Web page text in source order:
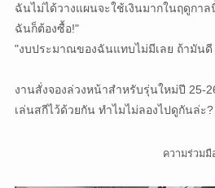
ฉันไม่ได้วางแผนจะใช้เงินมากในฤดูกา
ฉันก็ต้องซื้อ!"
"งบประมาณของฉันแทบไม่มีเลย ถ้ามัน
งานสั่งจองล่วงหน้าสำหรับรุ่นใหม่ปี 25-
เล่นสกีไว้ด้วยกัน ทำไมไม่ลองไปดูกันล่ะ?
ความร่วม